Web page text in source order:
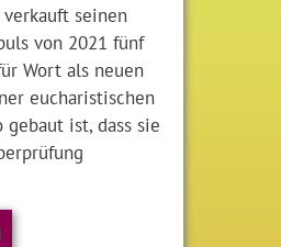
seinen
von 2021 fünf
Wort als neuen
eucharistischen
gebaut ist, dass sie